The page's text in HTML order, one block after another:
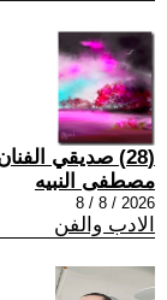
(28) صديقي الفنان.. هل أنت راضٍ عن نفسك؟
مصطفى النبيه
2026 / 8 / 8
الادب والفن